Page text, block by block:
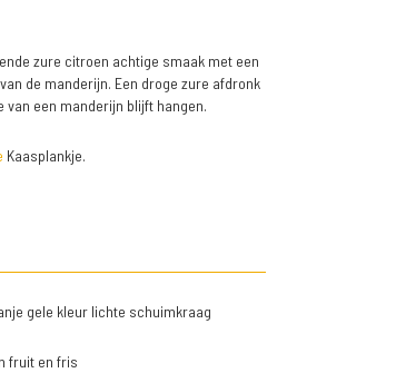
zure citroen achtige smaak met een
de manderijn. Een droge zure afdronk
van een manderijn blijft hangen.
Kaasplankje.
gele kleur lichte schuimkraag
fruit en fris